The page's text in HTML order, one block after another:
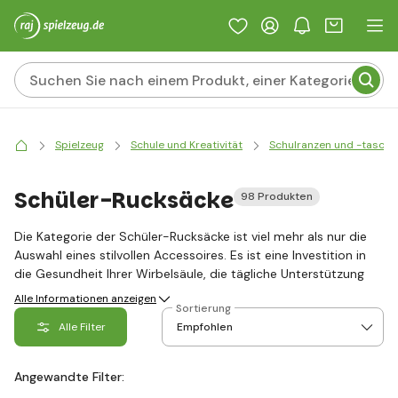
Spielzeug Schule und Kreativität Schulranzen und -
Schüler-Rucksäcke 98 Produkten
Die Kategorie der Schüler-Rucksäcke ist viel mehr als nur die
Auswahl eines stilvollen Accessoires. Es ist eine Investition in
die Gesundheit Ihrer Wirbelsäule, die tägliche Unterstützung
schwerer Lehrbücher und technischer Hilfsmittel und nicht
zuletzt auch ein Ausdruck Ihrer Persönlichkeit. Ein moderner
Schüler-Rucksack muss strenge Kriterien erfüllen:
ergonomisch, funktional und designtechnisch ansprechend
von Marken wie BAAGL, Topgal, Bagmaster, Karton P+P, Pixie
Alle Informationen anzeigen
Alle Filter
Sortierung
Angewandte Filter: